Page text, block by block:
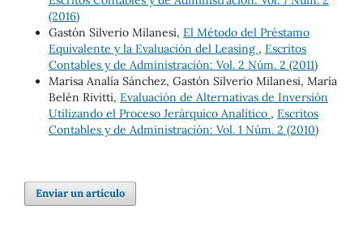
(2016)
Gastón Silverio Milanesi, El Método del Préstamo
Equivalente y la Evaluación del Leasing , Escritos
Contables y de Administración: Vol. 2 Núm. 2 (2011)
Marisa Analía Sánchez, Gastón Silverio Milanesi, María
Belén Rivitti, Evaluación de Alternativas de Inversión
Utilizando el Proceso Jerárquico Analítico , Escritos
Contables y de Administración: Vol. 1 Núm. 2 (2010)
Enviar un artículo